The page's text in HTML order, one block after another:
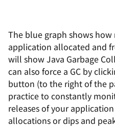
The blue graph shows
application allocated and
will show Java Garbage
can also force a GC by
button (to the right of the
practice to constantly
releases of your
allocations or dips and